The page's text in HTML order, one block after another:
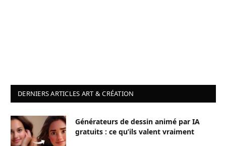
DERNIERS ARTICLES ART & CRÉATION
Générateurs de dessin animé par IA
gratuits : ce qu’ils valent vraiment